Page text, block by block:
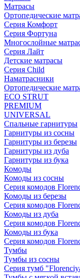
Матрасы
Ортопедические
Серия Комфорт
Серия Фортуна
Многослойные
Серия Лайт
Детские матрасы
Серия Child
Наматрасники
Ортопедические
ECO STRUT
PREMIUM
UNIVERSAL
Спальные гарнитуры
Гарнитуры из сосны
Гарнитуры из березы
Гарнитуры из дуба
Гарнитуры из бука
Комоды
Комоды из сосны
Серия комодов
Комоды из березы
Серия комодов
Комоды из дуба
Серия комодов
Комоды из бука
Серия комодов
Тумбы
Тумбы из сосны
Серия тумб